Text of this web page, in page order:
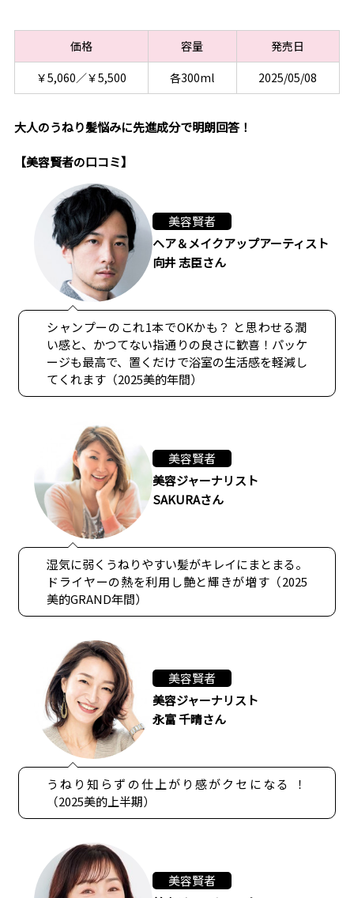
価格 容量
発売日
￥5,060／￥5,500
各300ml 2025/05/08
大人のうねり髪悩みに先進成分で明朗回答！
【美容賢者の口コミ】
美容賢者
ヘア＆メイクアップアーティスト
向井 志臣さん
シャンプーのこれ1本でOKかも？ と思わせる潤
い感と、かつてない指通りの良さに歓喜！パッケ
ージも最高で、置くだけで浴室の生活感を軽減し
てくれます（2025美的年間）
美容賢者
美容ジャーナリスト
SAKURAさん
湿気に弱くうねりやすい髪がキレイにまとまる。
ドライヤーの熱を利用し艶と輝きが増す（2025
美的GRAND年間）
美容賢者
美容ジャーナリスト
永富 千晴さん
うねり知らずの仕上がり感がクセになる ！
（2025美的上半期）
美容賢者